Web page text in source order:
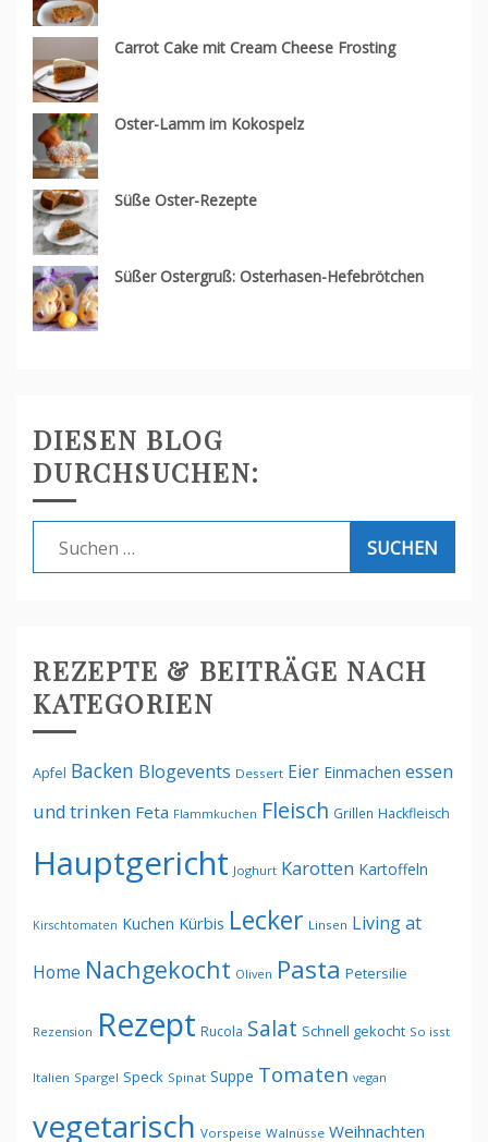
Carrot Cake mit Cream Cheese Frosting
Oster-Lamm im Kokospelz
Süße Oster-Rezepte
Süßer Ostergruß: Osterhasen-Hefebrötchen
DIESEN BLOG
DURCHSUCHEN:
Suche
nach:
REZEPTE & BEITRÄGE NACH
KATEGORIEN
Apfel Backen Blogevents Dessert Eier Einmachen essen
und trinken Feta Flammkuchen Fleisch Grillen Hackfleisch
Hauptgericht Joghurt Karotten Kartoffeln
Kirschtomaten Kuchen Kürbis Lecker Linsen Living at
Home Nachgekocht Oliven Pasta Petersilie
Rezension Rezept Rucola Salat Schnell gekocht So isst
Italien Spargel Speck Spinat Suppe Tomaten vegan
vegetarisch Vorspeise Walnüsse Weihnachten